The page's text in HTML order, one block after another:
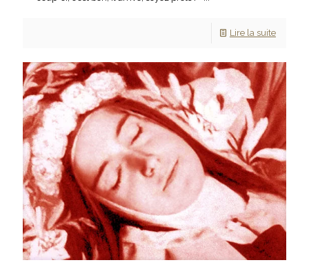
Lire la suite